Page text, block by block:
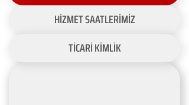
HİZMET SAATLERİMİZ
TİCARİ KİMLİK